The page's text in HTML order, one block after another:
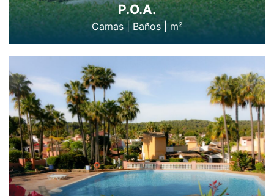
P.O.A.
Camas| Baños| m²